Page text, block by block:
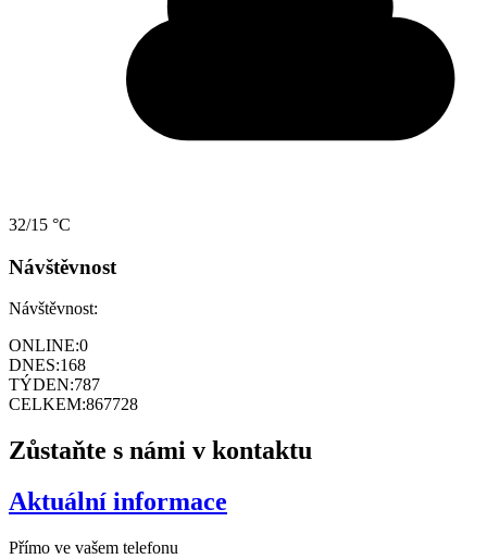
32/15 °C
Návštěvnost
Návštěvnost:
ONLINE:0
DNES:168
TÝDEN:787
CELKEM:867728
Zůstaňte s námi v kontaktu
Aktuální informace
Přímo ve vašem telefonu